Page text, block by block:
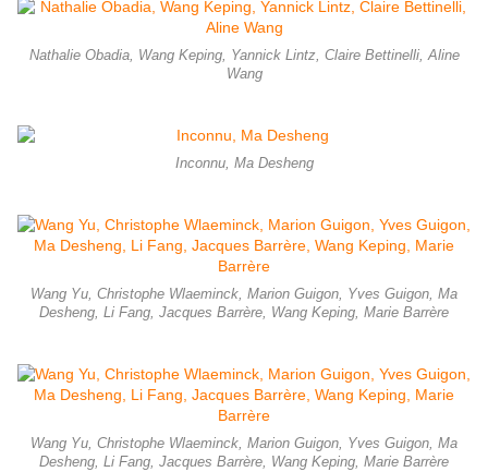
Nathalie Obadia, Wang Keping, Yannick Lintz, Claire Bettinelli, Aline
Wang
Inconnu, Ma Desheng
Wang Yu, Christophe Wlaeminck, Marion Guigon, Yves Guigon, Ma
Desheng, Li Fang, Jacques Barrère, Wang Keping, Marie Barrère
Wang Yu, Christophe Wlaeminck, Marion Guigon, Yves Guigon, Ma
Desheng, Li Fang, Jacques Barrère, Wang Keping, Marie Barrère